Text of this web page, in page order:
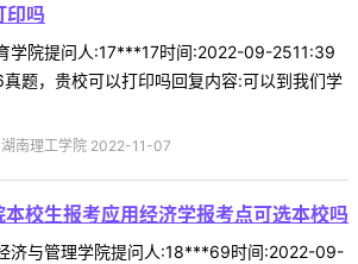
印吗
学院提问人:17***17时间:2022-09-2511:39
题，贵校可以打印吗回复内容:可以到我们学
南理工学院 2022-11-07
校生报考应用经济学报考点可选本校吗
济与管理学院提问人:18***69时间:2022-09-